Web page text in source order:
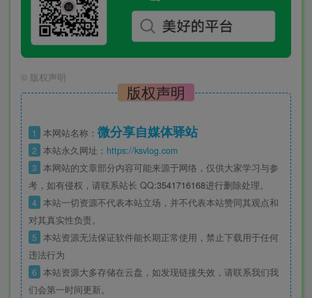
© 版权声明
版权声明
1 本网站名称： 微分享自媒体驿站
2 本站永久网址： https://ksvlog.com
3 本网站的文章部分内容可能来源于网络，仅供大家学习与参
考，如有侵权，请联系站长 QQ:3541716168进行删除处理。
4 本站一切资源不代表本站立场，并不代表本站赞同其观点和
对其真实性负责。
5 本站资源无法保证软件能长期正常使用，禁止下载用于任何
违法行为
6 本站资源大多存储在云盘，如发现链接失效，请联系我们我
们会第一时间更新。